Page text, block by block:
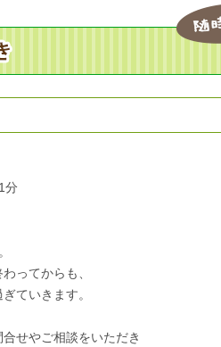
分
ってからも、
ていきます。
せやご相談をいただき